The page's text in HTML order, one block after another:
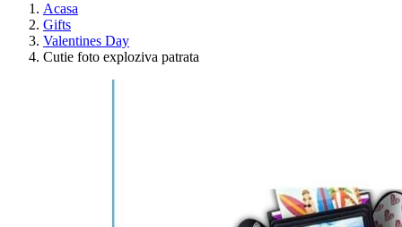
Acasa
Gifts
Valentines Day
Cutie foto exploziva patrata